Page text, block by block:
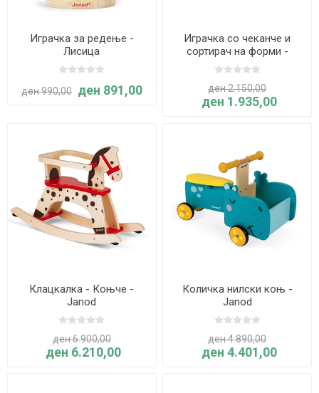
Играчка за редење -
Лисица
ден 990,00 ден 891,00
Играчка со чеканче и
сортирач на форми -
Sweet Cocoon - Janod
ден 2.150,00
ден 1.935,00
Клацкалка - Коњче -
Janod
ден 6.900,00
ден 6.210,00
Количка нилски коњ -
Janod
ден 4.890,00
ден 4.401,00